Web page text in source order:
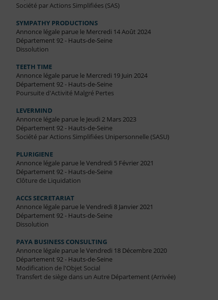
Société par Actions Simplifiées (SAS)
SYMPATHY PRODUCTIONS
Annonce légale parue le Mercredi 14 Août 2024
Département 92 - Hauts-de-Seine
Dissolution
TEETH TIME
Annonce légale parue le Mercredi 19 Juin 2024
Département 92 - Hauts-de-Seine
Poursuite d'Activité Malgré Pertes
LEVERMIND
Annonce légale parue le Jeudi 2 Mars 2023
Département 92 - Hauts-de-Seine
Société par Actions Simplifiées Unipersonnelle (SASU)
PLURIGIENE
Annonce légale parue le Vendredi 5 Février 2021
Département 92 - Hauts-de-Seine
Clôture de Liquidation
ACCS SECRETARIAT
Annonce légale parue le Vendredi 8 Janvier 2021
Département 92 - Hauts-de-Seine
Dissolution
PAYA BUSINESS CONSULTING
Annonce légale parue le Vendredi 18 Décembre 2020
Département 92 - Hauts-de-Seine
Modification de l'Objet Social
Transfert de siège dans un Autre Département (Arrivée)